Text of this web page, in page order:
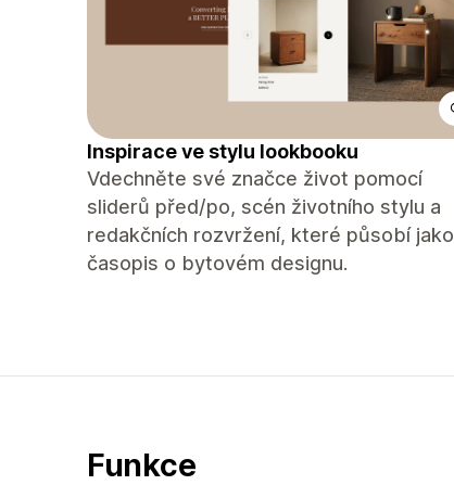
Inspirace ve stylu lookbooku
Vdechněte své značce život pomocí
sliderů před/po, scén životního stylu a
redakčních rozvržení, které působí jako
časopis o bytovém designu.
Funkce